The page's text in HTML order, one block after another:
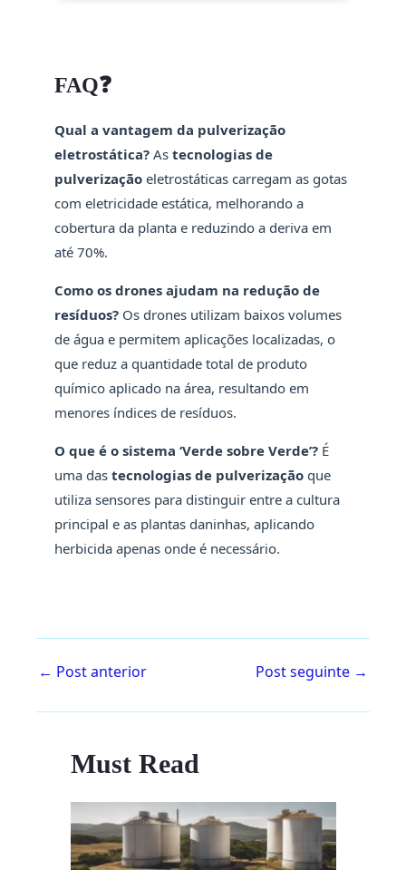
FAQ❓
Qual a vantagem da pulverização
eletrostática? As tecnologias de
pulverização eletrostáticas carregam as gotas
com eletricidade estática, melhorando a
cobertura da planta e reduzindo a deriva em
até 70%.
Como os drones ajudam na redução de
resíduos? Os drones utilizam baixos volumes
de água e permitem aplicações localizadas, o
que reduz a quantidade total de produto
químico aplicado na área, resultando em
menores índices de resíduos.
O que é o sistema ‘Verde sobre Verde’? É
uma das tecnologias de pulverização que
utiliza sensores para distinguir entre a cultura
principal e as plantas daninhas, aplicando
herbicida apenas onde é necessário.
← Post anterior Post seguinte →
Must Read